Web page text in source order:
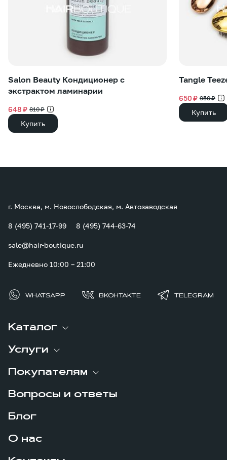
Salon Beauty Кондиционер с
экстрактом ламинарии
648 ₽ 810 ₽
Купить
Tangle
650 ₽ 950 ₽
Купить
Каталог
Услуги
Покупателям
Вопросы и ответы
Блог
О нас
г. Москва, м. Новослободская, м. Автозаводская
8 (495) 741-17-99 8 (495) 744-63-74
sale@hair-boutique.ru
Ежедневно 10:00 – 21:00
WHATSAPP ВКОНТАКТЕ TELEGRAM